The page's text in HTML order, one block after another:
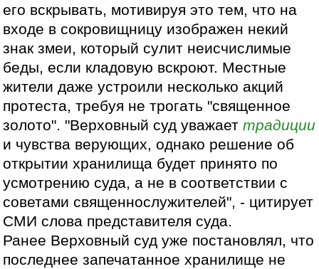
его вскрывать, мотивируя это тем, что на
входе в сокровищницу изображен некий
знак змеи, который сулит неисчислимые
беды, если кладовую вскроют. Местные
жители даже устроили несколько акций
протеста, требуя не трогать "священное
золото". "Верховный суд уважаеттрадиции
и чувства верующих, однако решение об
открытии хранилища будет принято по
усмотрению суда, а не в соответствии с
советами священнослужителей", - цитирует
СМИ слова представителя суда.
Ранее Верховный суд уже постановлял, что
последнее запечатанное хранилище не